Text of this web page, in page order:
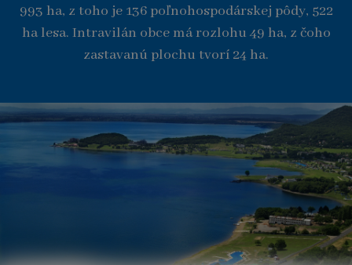
993 ha, z toho je 136 poľnohospodárskej pôdy, 522
ha lesa. Intravilán obce má rozlohu 49 ha, z čoho
zastavanú plochu tvorí 24 ha.